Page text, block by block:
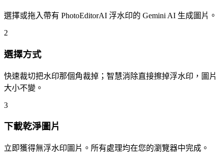
選擇或拖入帶有 PhotoEditorAI 浮水印的 Gemini AI 生成圖片。
2
選擇方式
快速裁切把水印那個角裁掉；智慧消除直接擦掉浮水印，圖片
大小不變。
3
下載乾淨圖片
立即獲得無浮水印圖片。所有處理均在您的瀏覽器中完成。